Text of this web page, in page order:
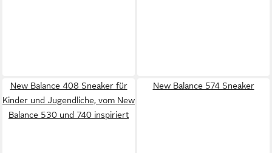
New Balance 408 Sneaker für
Kinder und Jugendliche, vom New
Balance 530 und 740 inspiriert
New Balance 574 Sneaker